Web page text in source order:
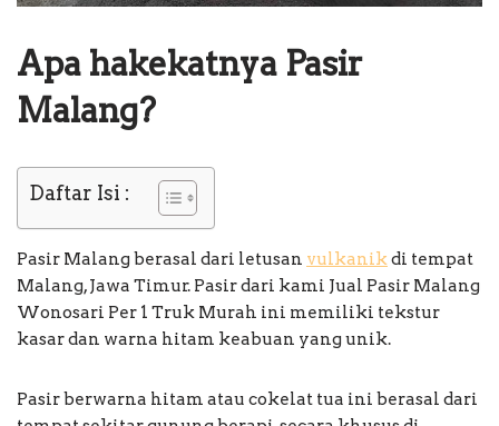
Apa hakekatnya Pasir
Malang?
Daftar Isi :
Pasir Malang berasal dari letusan vulkanikdi tempat
Malang, Jawa Timur. Pasir dari kami Jual Pasir Malang
Wonosari Per 1 Truk Murah ini memiliki tekstur
kasar dan warna hitam keabuan yang unik.
Pasir berwarna hitam atau cokelat tua ini berasal dari